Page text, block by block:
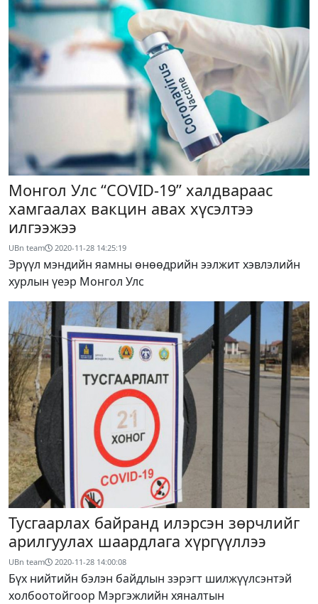
Монгол Улс “COVID-19” халдвараас
хамгаалах вакцин авах хүсэлтээ
илгээжээ
UBn team 2020-11-28 14:25:19
Эрүүл мэндийн яамны өнөөдрийн ээлжит хэвлэлийн
хурлын үеэр Монгол Улс
Тусгаарлах байранд илэрсэн зөрчлийг
арилгуулах шаардлага хүргүүллээ
UBn team 2020-11-28 14:00:08
Бүх нийтийн бэлэн байдлын зэрэгт шилжүүлсэнтэй
холбоотойгоор Мэргэжлийн хяналтын